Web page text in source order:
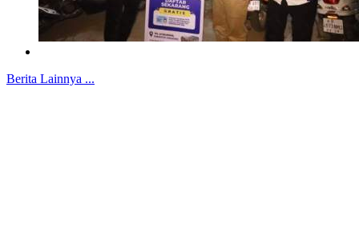
Berita Lainnya ...